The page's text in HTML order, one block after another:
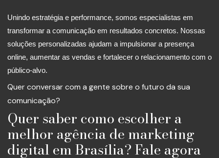
Unindo estratégia e performance, somos especialistas em
transformar a comunicação em resultados concretos. Nossas
soluções personalizadas ajudam a impulsionar a presença
online, aumentar as vendas e fortalecer o relacionamento com o
público-alvo.
Quer conversar com a gente sobre o futuro da sua
comunicação?
Quer saber como escolher a
melhor agência de marketing
digital em Brasília? Fale agora